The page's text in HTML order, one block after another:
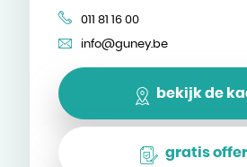
011 81 16 00
info@guney.be
bekijk de
gratis